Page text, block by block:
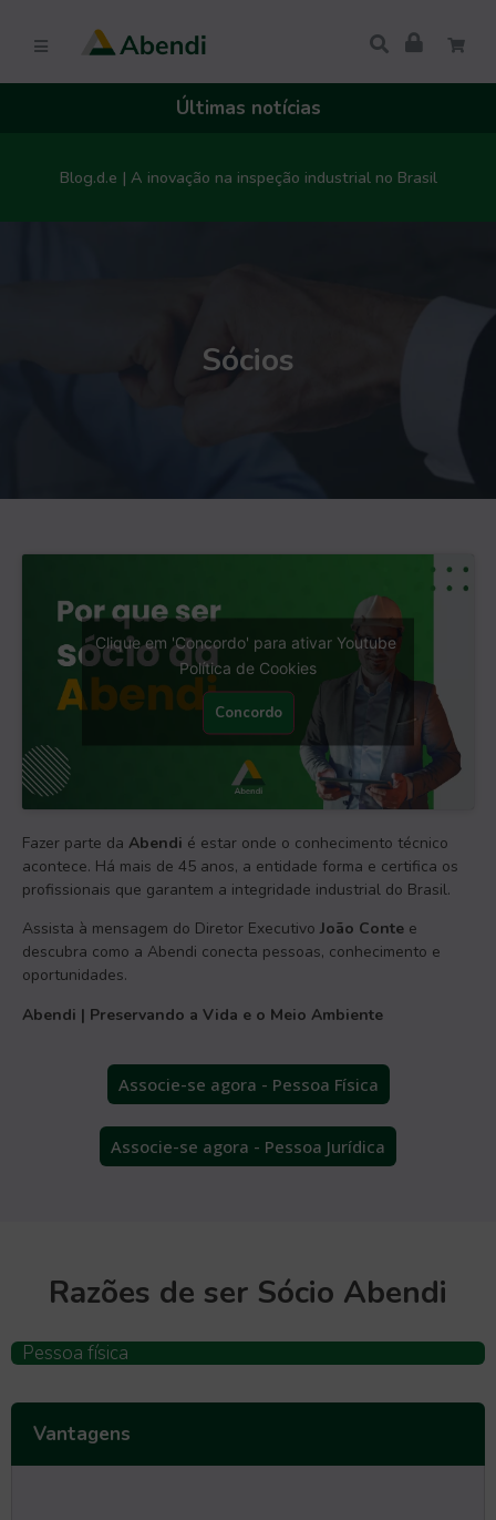
Últimas notícias
Blog.d.e | A inovação na inspeção industrial no Brasil
Sócios
Fazer parte da Abendi é estar onde o conhecimento técnico
acontece. Há mais de 45 anos, a entidade forma e certifica os
profissionais que garantem a integridade industrial do Brasil.
Assista à mensagem do Diretor Executivo João Conte e
descubra como a Abendi conecta pessoas, conhecimento e
oportunidades.
Abendi | Preservando a Vida e o Meio Ambiente
Associe-se agora - Pessoa Física
Associe-se agora - Pessoa Jurídica
Clique em 'Concordo' para ativar Youtube
Política de Cookies
Concordo
Razões de ser Sócio Abendi
Pessoa física
Vantagens